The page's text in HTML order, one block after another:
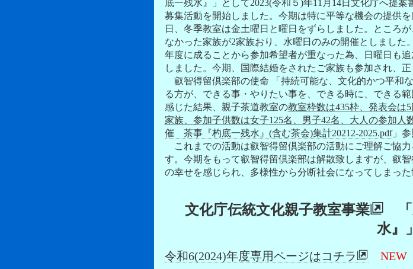
底一残水』」として2023(令和５)年11月14日文化庁へ提
募集活動を開始しました。今期は特に平等な機会の提供
日、冬季教室は金土曜日と曜日をずらしました。ところ
なかった家族が2家族おり、水曜日のみの開催としまし
年度に成ることから参加希望者が重なった為、日曜日も
しました。今期、国際結婚をされたご家族も参加され、
叡智得留倶楽部の使命 「持続可能な、文化的かつ平和
る方が、できる事・やりたい事を、できる時に、できる
感じた結果、親子茶道教室の教室枠数は435枠、発表会は
家族、参加子供数は女子125名、男子42名、大人の参加人
催 茶事『杓底一残水』(含む茶会)集計20212-2025.pdf」参
これまでの活動は叡智得留倶楽部の活動にご理解ご協
す。今期をもって叡智得留倶楽部は解散致しますが、叡
の幸せを感じられ、多様性から分断社会になってしまっ
文化庁伝統文化親子教室事業
「
水』」
令和6(2024)年度専用ページはコチラ NEW